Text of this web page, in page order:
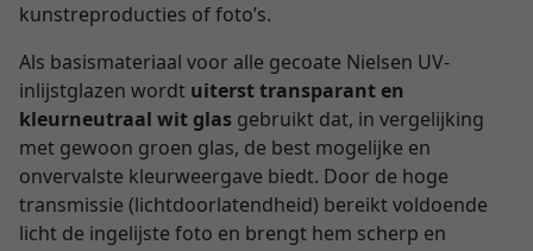
kunstreproducties of foto’s.
Als basismateriaal voor alle gecoate Nielsen UV-
inlijstglazen wordt uiterst transparant en
kleurneutraal wit glas gebruikt dat, in vergelijking
met gewoon groen glas, de best mogelijke en
onvervalste kleurweergave biedt. Door de hoge
transmissie (lichtdoorlatendheid) bereikt voldoende
licht de ingelijste foto en brengt hem scherp en